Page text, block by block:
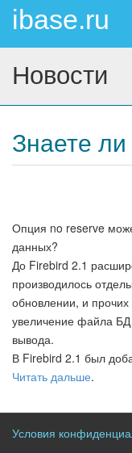
ibase.ru
Новости
Знаете
Опция no reserve
данных?
До Firebird 2.1
производилось
обновлении, и
увеличение файла БД
вывода.
В Firebird 2.1 был
Читать дальше.
Условия